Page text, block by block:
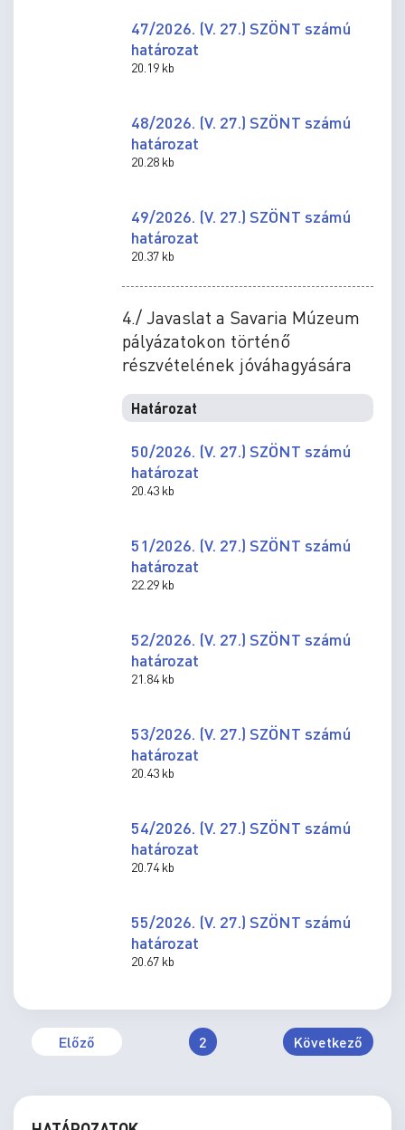
47/2026. (V. 27.) SZÖNT számú
határozat
20.19 kb
48/2026. (V. 27.) SZÖNT számú
határozat
20.28 kb
49/2026. (V. 27.) SZÖNT számú
határozat
20.37 kb
4./ Javaslat a Savaria Múzeum
pályázatokon történő
részvételének jóváhagyására
Határozat
50/2026. (V. 27.) SZÖNT számú
határozat
20.43 kb
51/2026. (V. 27.) SZÖNT számú
határozat
22.29 kb
52/2026. (V. 27.) SZÖNT számú
határozat
21.84 kb
53/2026. (V. 27.) SZÖNT számú
határozat
20.43 kb
54/2026. (V. 27.) SZÖNT számú
határozat
20.74 kb
55/2026. (V. 27.) SZÖNT számú
határozat
20.67 kb
Előző 2 Következő